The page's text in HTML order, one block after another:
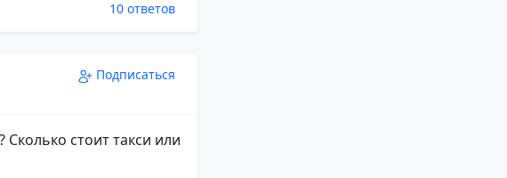
10 ответов
Подписаться
стоит такси или